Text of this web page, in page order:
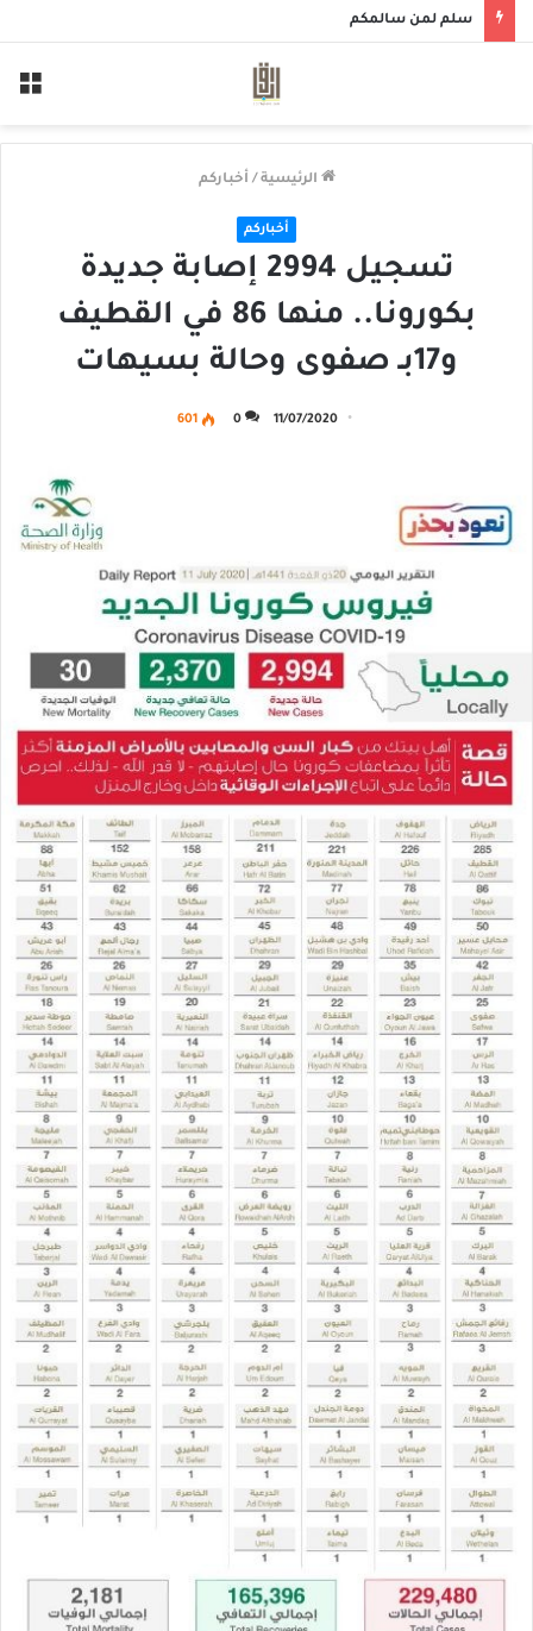
سلم لمن سالمكم
الرئيسية / أخباركم
أخباركم
تسجيل 2994 إصابة جديدة
بكورونا.. منها 86 في القطيف
و17بـ صفوى وحالة بسيهات
11/07/2020
0
601